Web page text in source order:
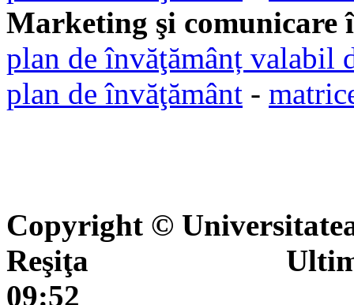
Marketing şi comunicare
plan de învăţămânț valabil
plan de învăţământ -
Copyright ©
Reşiţa Ultima
09:52